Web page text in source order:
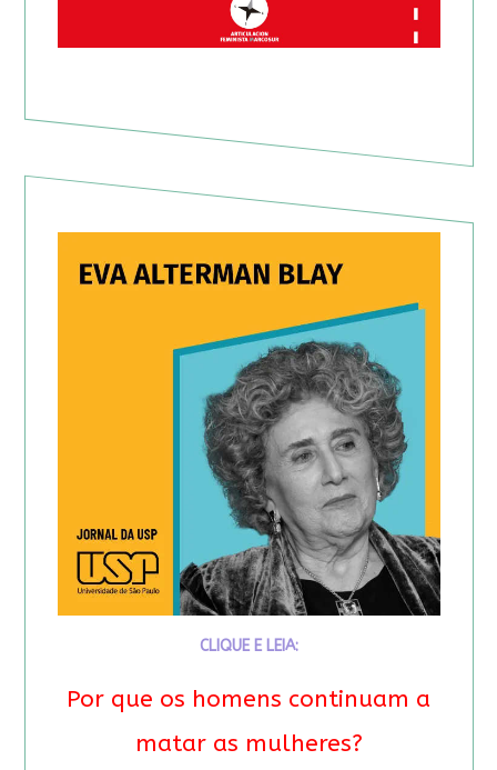
CLIQUE E LEIA:
Por que os homens continuam a
matar as mulheres?